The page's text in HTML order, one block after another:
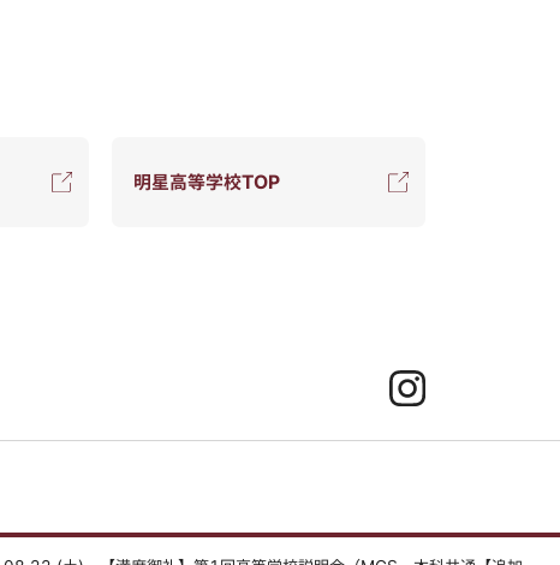
明星高等学校TOP
Instagram